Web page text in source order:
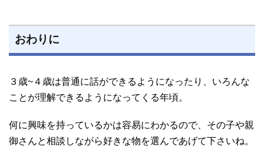
おわりに
３歳~４歳は普通に話ができるようになったり、いろんな
ことが理解できるようになってくる年頃。
何に興味を持っているかは容易にわかるので、その子や親
御さんと相談しながら好きな物を選んであげて下さいね。